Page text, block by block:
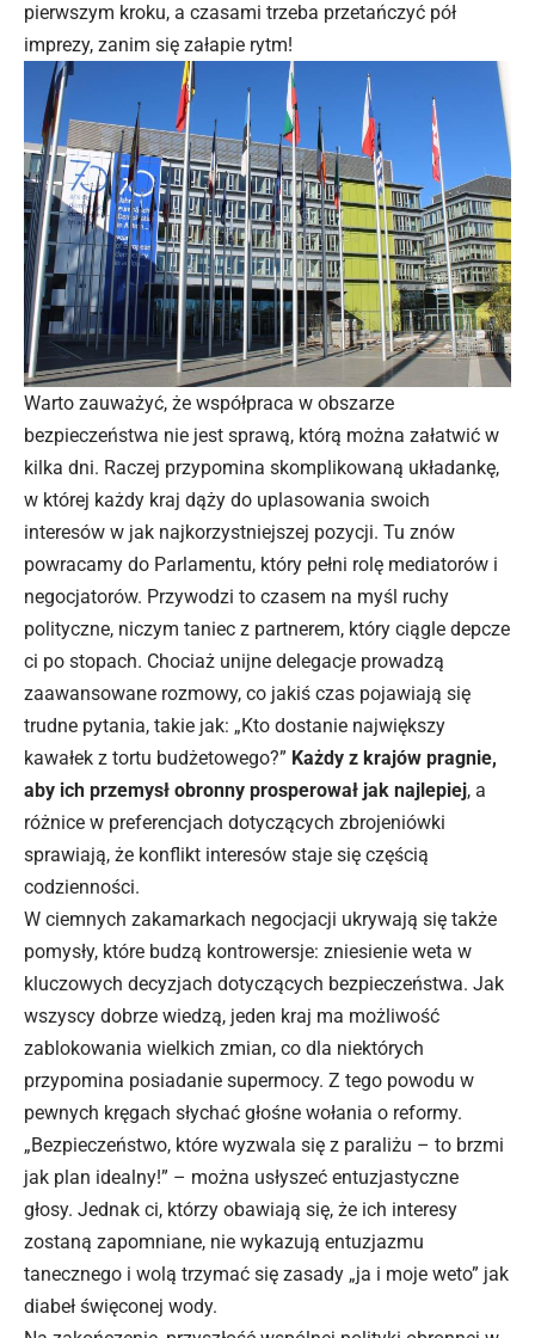
pierwszym kroku, a czasami trzeba przetańczyć pół
imprezy, zanim się załapie rytm!
Warto zauważyć, że współpraca w obszarze
bezpieczeństwa nie jest sprawą, którą można załatwić w
kilka dni. Raczej przypomina skomplikowaną układankę,
w której każdy kraj dąży do uplasowania swoich
interesów w jak najkorzystniejszej pozycji. Tu znów
powracamy do Parlamentu, który pełni rolę mediatorów i
negocjatorów. Przywodzi to czasem na myśl ruchy
polityczne, niczym taniec z partnerem, który ciągle depcze
ci po stopach. Chociaż unijne delegacje prowadzą
zaawansowane rozmowy, co jakiś czas pojawiają się
trudne pytania, takie jak: „Kto dostanie największy
kawałek z tortu budżetowego?” Każdy z krajów pragnie,
aby ich przemysł obronny prosperował jak najlepiej, a
różnice w preferencjach dotyczących zbrojeniówki
sprawiają, że konflikt interesów staje się częścią
codzienności.
W ciemnych zakamarkach negocjacji ukrywają się także
pomysły, które budzą kontrowersje: zniesienie weta w
kluczowych decyzjach dotyczących bezpieczeństwa. Jak
wszyscy dobrze wiedzą, jeden kraj ma możliwość
zablokowania wielkich zmian, co dla niektórych
przypomina posiadanie supermocy. Z tego powodu w
pewnych kręgach słychać głośne wołania o reformy.
„Bezpieczeństwo, które wyzwala się z paraliżu – to brzmi
jak plan idealny!” – można usłyszeć entuzjastyczne
głosy. Jednak ci, którzy obawiają się, że ich interesy
zostaną zapomniane, nie wykazują entuzjazmu
tanecznego i wolą trzymać się zasady „ja i moje weto” jak
diabeł święconej wody.